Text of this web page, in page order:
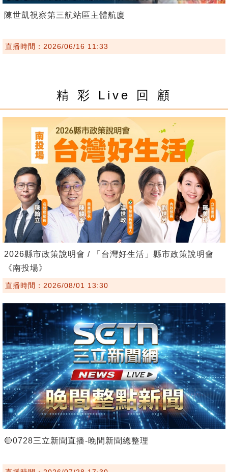
陳世凱視察第三航站區主體航廈
直播時間：2026/06/16 11:33
精 彩 Live 回 顧
2026縣市政策說明會 / 「台灣好生活」縣市政策說明會
《南投場》
直播時間：2026/08/01 13:30
🔴0728三立新聞直播-晚間新聞總整理